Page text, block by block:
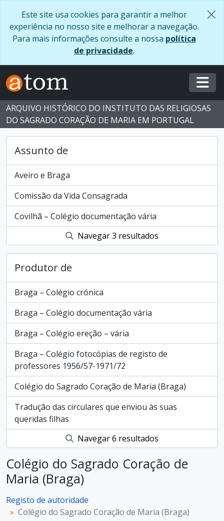
Este site usa cookies para garantir a melhor
experiência no nosso site e melhorar a navegação.
Para mais informações consulte a nossa política
de privacidade.
ARQUIVO HISTÓRICO DO INSTITUTO DAS RELIGIOSAS
DO SAGRADO CORAÇÃO DE MARIA EM PORTUGAL
Assunto de
Aveiro e Braga
Comissão da Vida Consagrada
Covilhã – Colégio documentação vária
Navegar 3 resultados
Produtor de
Braga – Colégio crónica
Braga – Colégio documentação vária
Braga – Colégio ereção – vária
Braga – Colégio fotocópias de registo de
professores 1956/57-1971/72
Colégio do Sagrado Coração de Maria (Braga)
Tradução das circulares que enviou às suas
queridas filhas
Navegar 6 resultados
Colégio do Sagrado Coração de
Maria (Braga)
Registo de autoridade
Colégio do Sagrado Coração de Maria (Braga)